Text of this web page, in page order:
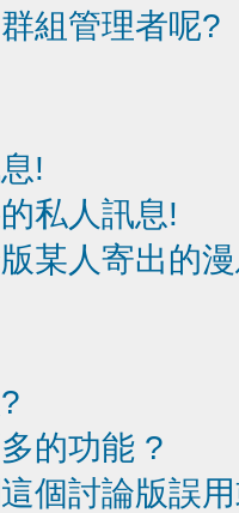
組管理者呢?
!
私人訊息!
某人寄出的
的功能 ?
個討論版誤